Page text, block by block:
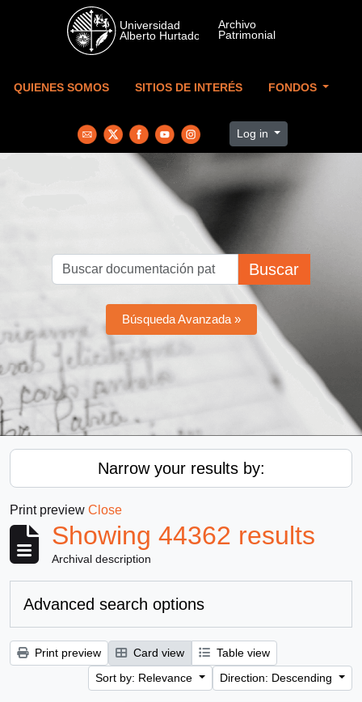
Skip to main content
QUIENES SOMOS SITIOS DE INTERÉS FONDOS
Log in
Buscar
Búsqueda Avanzada »
Narrow your results by:
Print preview Close
Showing 44362 results
Archival description
Advanced search options
Print preview Card view
Table view
Sort by: Relevance
Direction: Descending